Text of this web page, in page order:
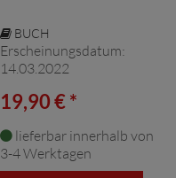
BUCH
Erscheinungsdatum:
14.03.2022
19,90 € *
lieferbar innerhalb von
3-4 Werktagen